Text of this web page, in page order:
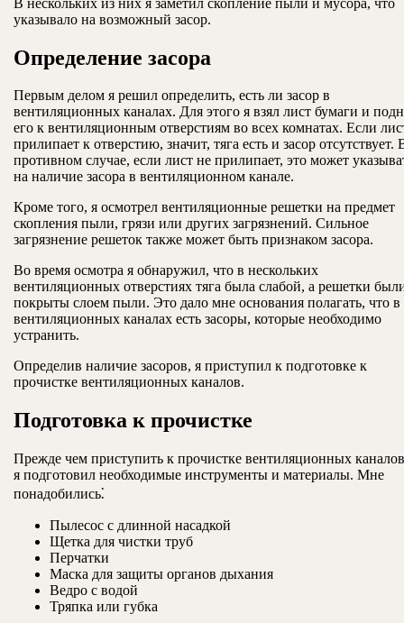
указывало на возможный засор.
Определение засора
Первым делом я решил определить, есть ли засор в
вентиляционных каналах. Для этого я взял лист бумаги и
его к вентиляционным отверстиям во всех комнатах. Если
прилипает к отверстию, значит, тяга есть и засор отсутствует.
противном случае, если лист не прилипает, это может
на наличие засора в вентиляционном канале.
Кроме того, я осмотрел вентиляционные решетки на предмет
скопления пыли, грязи или других загрязнений. Сильное
загрязнение решеток также может быть признаком засора.
Во время осмотра я обнаружил, что в нескольких
вентиляционных отверстиях тяга была слабой, а решетки
покрыты слоем пыли. Это дало мне основания полагать, что в
вентиляционных каналах есть засоры, которые необходимо
устранить.
Определив наличие засоров, я приступил к подготовке к
прочистке вентиляционных каналов.
Подготовка к прочистке
Прежде чем приступить к прочистке вентиляционных
я подготовил необходимые инструменты и материалы. Мне
понадобились⁚
Пылесос с длинной насадкой
Щетка для чистки труб
Перчатки
Маска для защиты органов дыхания
Ведро с водой
Тряпка или губка